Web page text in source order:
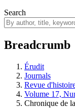
Search
Breadcrumb
Érudit
Journals
Revue
Volume 17,
Chronique de